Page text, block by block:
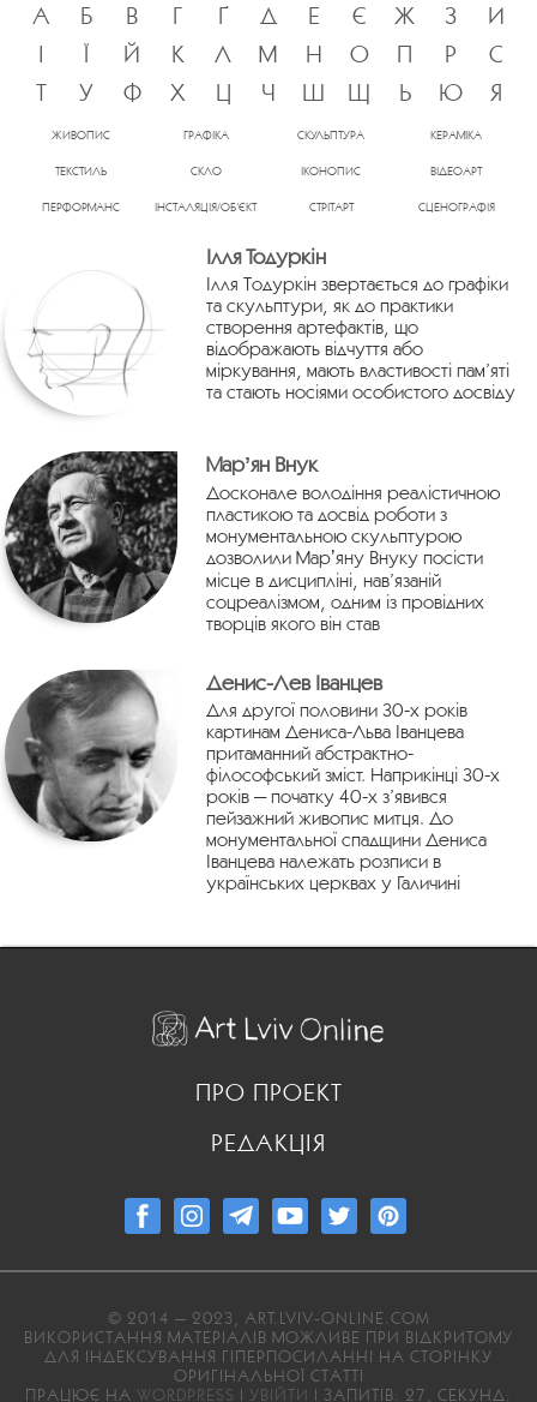
А
Б В Г Ґ Д Е Є Ж З
И
І
Ї Й К Л М Н О П Р
С
Т
У Ф Х Ц Ч Ш Щ Ь Ю Я
ЖИВОПИС ГРАФІКА СКУЛЬПТУРА КЕРАМІКА
ТЕКСТИЛЬ СКЛО ІКОНОПИС ВІДЕОАРТ
ПЕРФОРМАНС ІНСТАЛЯЦІЯ/ОБ’ЄКТ СТРІТАРТ СЦЕНОГРАФІЯ
Ілля Тодуркін
Ілля Тодуркін звертається до графіки
та скульптури, як до практики
створення артефактів, що
відображають відчуття або
міркування, мають властивості пам’яті
та стають носіями особистого досвіду
Марʼян Внук
Досконале володіння реалістичною
пластикою та досвід роботи з
монументальною скульптурою
дозволили Марʼяну Внуку посісти
місце в дисципліні, нав’язаній
соцреалізмом, одним із провідних
творців якого він став
Денис-Лев Іванцев
Для другої половини 30-х років
картинам Дениса-Льва Іванцева
притаманний абстрактно-
філософський зміст. Наприкінці 30-х
років — початку 40-х з’явився
пейзажний живопис митця. До
монументальної спадщини Дениса
Іванцева належать розписи в
українських церквах у Галичині
ПРО ПРОЕКТ
РЕДАКЦІЯ
© 2014 — 2023, ART.LVIV-ONLINE.COM
ВИКОРИСТАННЯ МАТЕРІАЛІВ МОЖЛИВЕ ПРИ ВІДКРИТОМУ
ДЛЯ ІНДЕКСУВАННЯ ГІПЕРПОСИЛАННІ НА СТОРІНКУ
ОРИГІНАЛЬНОЇ СТАТТІ
ПРАЦЮЄ НА WORDPRESS | УВІЙТИ | ЗАПИТІВ: 27, СЕКУНД: